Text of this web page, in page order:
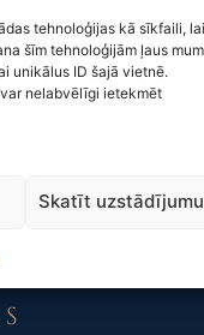
tehnoloģijas kā sīkfaili, lai
šīm tehnoloģijām ļaus
unikālus ID šajā vietnē.
nelabvēlīgi ietekmēt
Skatīt